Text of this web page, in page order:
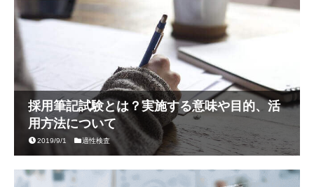
採用筆記試験とは？実施する意味や目的、活
用方法について
2019/9/1 適性検査